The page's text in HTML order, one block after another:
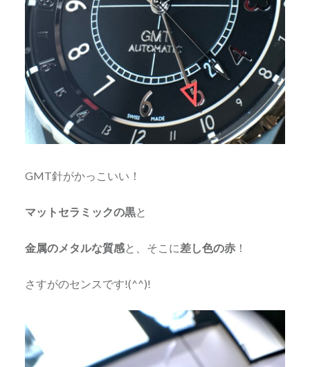
GMT針がかっこいい！
マットセラミックの黒と
金属のメタルな質感と、そこに差し色の赤！
さすがのセンスです!(^^)!